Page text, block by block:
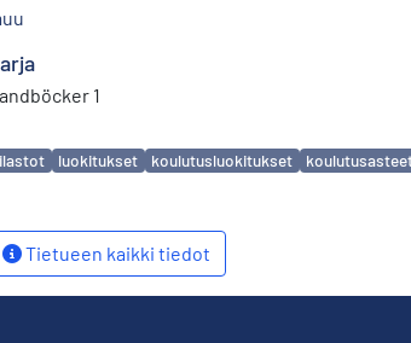
1
luokitukset koulutusluokitukset
Tietueen kaikki tiedot